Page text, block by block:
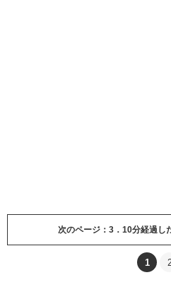
次のページ：3．10分経過し
1